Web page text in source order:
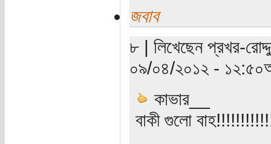
জবাব
৮ | লিখেছেন প্রখর-
০৯/০৪/২০১২ -
কাভার__
বাকী গুলো